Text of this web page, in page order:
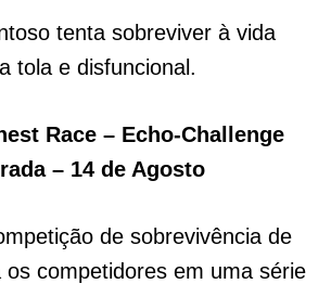
tenta sobreviver à vida
tola e disfuncional.
Race – Echo-Challenge
– 14 de Agosto
de sobrevivência de
os competidores em uma série